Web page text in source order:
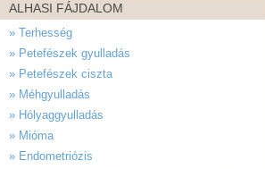
ALHASI FÁJDALOM
» Terhesség
» Petefészek gyulladás
» Petefészek ciszta
» Méhgyulladás
» Hólyaggyulladás
» Mióma
» Endometriózis